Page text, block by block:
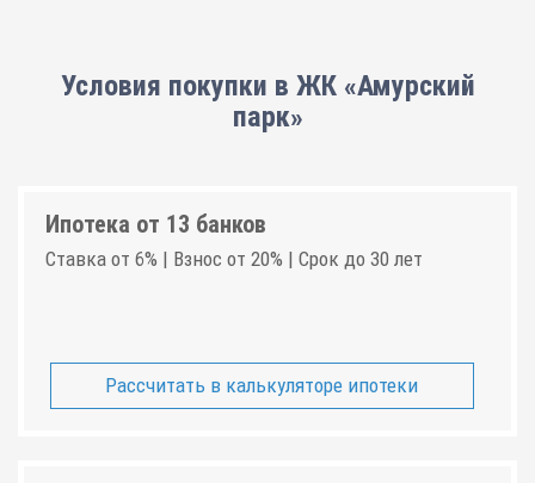
Условия покупки в ЖК «Амурский
парк»
Ипотека от 13 банков
Ставка от 6% | Взнос от 20% | Срок до 30 лет
Рассчитать в калькуляторе ипотеки